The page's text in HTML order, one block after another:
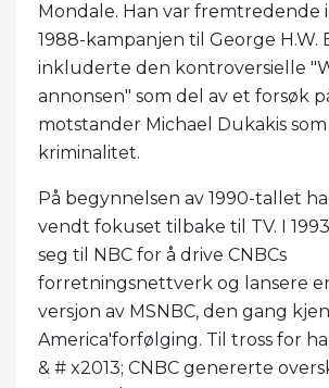
Mondale. Han var fremtredende
1988-kampanjen til George H.W.
inkluderte den kontroversielle
annonsen" som del av et forsøk
motstander Michael Dukakis
kriminalitet.
På begynnelsen av 1990-tallet
vendt fokuset tilbake til TV. I
seg til NBC for å drive CNBCs
forretningsnettverk og lansere
versjon av MSNBC, den gang
America'forfølging. Til tross for
& # x2013; CNBC genererte